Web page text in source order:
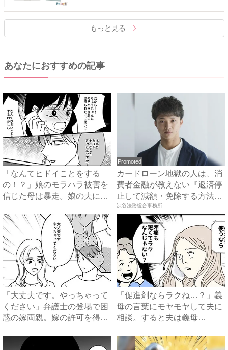
もっと見る
あなたにおすすめの記事
「なんてヒドイことをする
の！？」娘のモラハラ被害を
信じた母は暴走。娘の夫に電
Promoted
カードローン地獄の人は、消
費者金融が教えない『返済停
止して減額・免除する方法』
で...
渋谷法務総合事務所
「大丈夫です。やっちゃって
ください」弁護士の登場で困
惑の嫁両親。嫁の許可を得た
「促進剤ならラクね…？」義
母の言葉にモヤモヤして夫に
相談。すると夫は義母